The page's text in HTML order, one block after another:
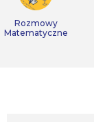
Rozmowy
Matematyczne